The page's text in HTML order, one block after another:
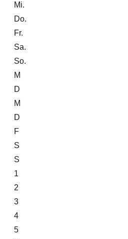
Mi.
Do.
Fr.
Sa.
So.
M
D
M
D
F
S
S
1
2
3
4
5